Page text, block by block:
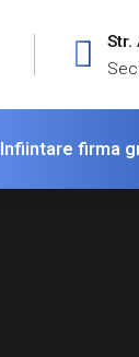
Str.
Infiintare firma